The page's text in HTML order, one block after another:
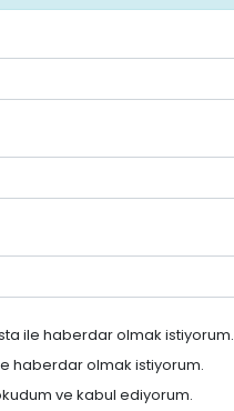
ile haberdar olmak istiyorum.
haberdar olmak istiyorum.
ve kabul ediyorum.